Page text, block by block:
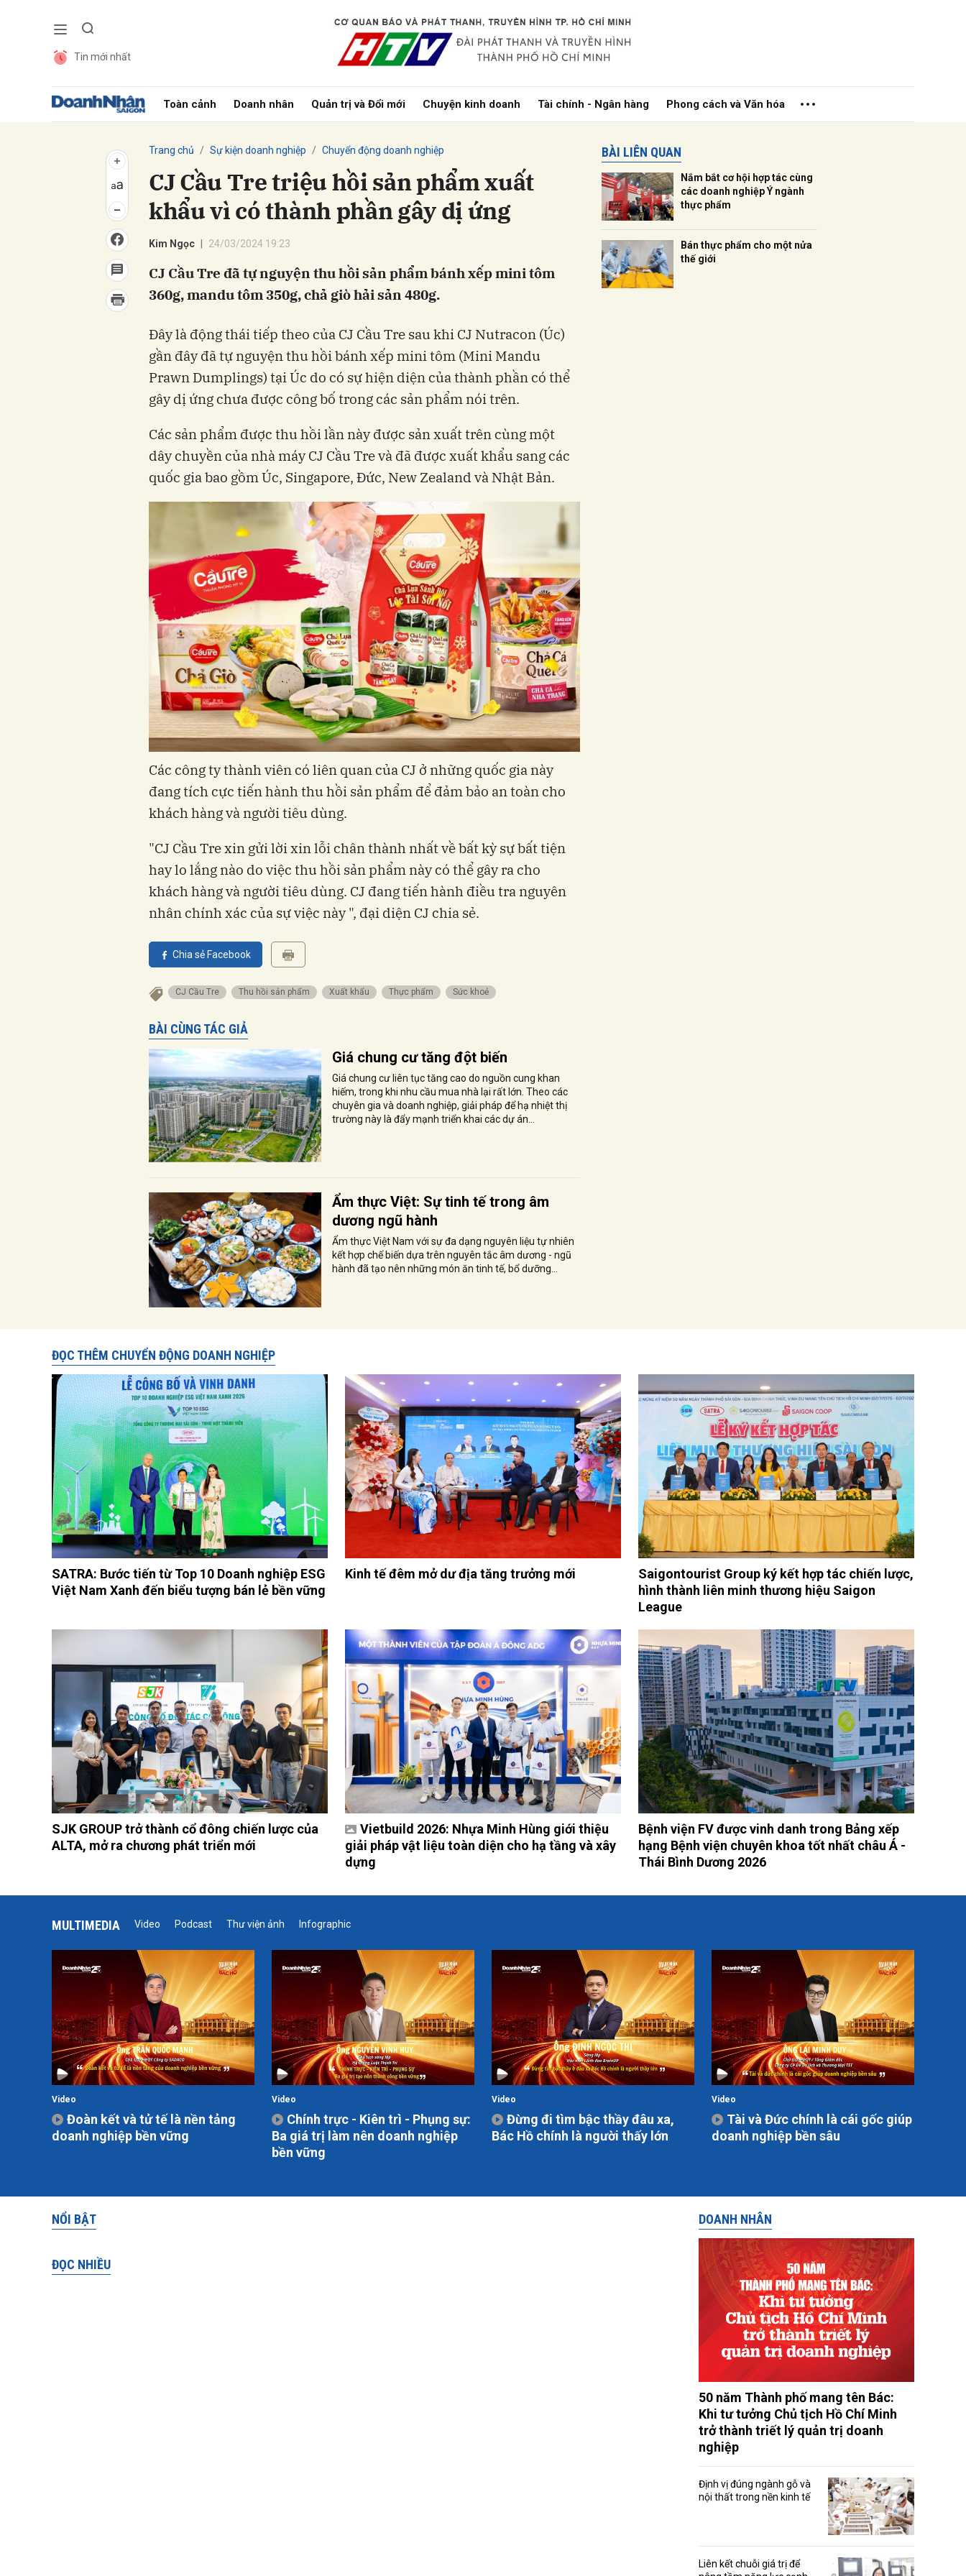
Tin mới nhất
Toàn cảnh Doanh nhân Quản trị và Đổi mới Chuyện kinh doanh Tài chính - Ngân hàng Phong cách và Văn hóa
Trang chủ Sự kiện doanh nghiệp Chuyển động doanh nghiệp
CJ Cầu Tre triệu hồi sản phẩm xuất
khẩu vì có thành phần gây dị ứng
Kim Ngọc 24/03/2024 19:23
CJ Cầu Tre đã tự nguyện thu hồi sản phẩm bánh xếp mini tôm
360g, mandu tôm 350g, chả giò hải sản 480g.
Đây là động thái tiếp theo của CJ Cầu Tre sau khi CJ Nutracon (Úc)
gần đây đã tự nguyện thu hồi bánh xếp mini tôm (Mini Mandu
Prawn Dumplings) tại Úc do có sự hiện diện của thành phần có thể
gây dị ứng chưa được công bố trong các sản phẩm nói trên.
Các sản phẩm được thu hồi lần này được sản xuất trên cùng một
dây chuyền của nhà máy CJ Cầu Tre và đã được xuất khẩu sang các
quốc gia bao gồm Úc, Singapore, Đức, New Zealand và Nhật Bản.
Các công ty thành viên có liên quan của CJ ở những quốc gia này
đang tích cực tiến hành thu hồi sản phẩm để đảm bảo an toàn cho
khách hàng và người tiêu dùng.
"CJ Cầu Tre xin gửi lời xin lỗi chân thành nhất về bất kỳ sự bất tiện
hay lo lắng nào do việc thu hồi sản phẩm này có thể gây ra cho
khách hàng và người tiêu dùng. CJ đang tiến hành điều tra nguyên
nhân chính xác của sự việc này ", đại diện CJ chia sẻ.
Chia sẻ Facebook
CJ Cầu Tre Thu hồi sản phẩm Xuất khẩu Thực phẩm Sức khoẻ
BÀI CÙNG TÁC GIẢ
Giá chung cư tăng đột biến
Giá chung cư liên tục tăng cao do nguồn cung khan
hiếm, trong khi nhu cầu mua nhà lại rất lớn. Theo các
chuyên gia và doanh nghiệp, giải pháp để hạ nhiệt thị
trường này là đẩy mạnh triển khai các dự án...
Ẩm thực Việt: Sự tinh tế trong âm
dương ngũ hành
Ẩm thực Việt Nam với sự đa dạng nguyên liệu tự nhiên
kết hợp chế biến dựa trên nguyên tắc âm dương - ngũ
hành đã tạo nên những món ăn tinh tế, bổ dưỡng…
BÀI LIÊN QUAN
Nắm bắt cơ hội hợp tác cùng
các doanh nghiệp Ý ngành
thực phẩm
Bán thực phẩm cho một nửa
thế giới
ĐỌC THÊM CHUYỂN ĐỘNG DOANH NGHIỆP
SATRA: Bước tiến từ Top 10 Doanh nghiệp ESG
Việt Nam Xanh đến biểu tượng bán lẻ bền vững
Kinh tế đêm mở dư địa tăng trưởng mới
Saigontourist Group ký kết hợp tác chiến lược,
hình thành liên minh thương hiệu Saigon
League
SJK GROUP trở thành cổ đông chiến lược của
ALTA, mở ra chương phát triển mới
Vietbuild 2026: Nhựa Minh Hùng giới thiệu
giải pháp vật liệu toàn diện cho hạ tầng và xây
dựng
Bệnh viện FV được vinh danh trong Bảng xếp
hạng Bệnh viện chuyên khoa tốt nhất châu Á -
Thái Bình Dương 2026
MULTIMEDIA Video Podcast Thư viện ảnh Infographic
Video
Đoàn kết và tử tế là nền tảng
doanh nghiệp bền vững
Video
Chính trực - Kiên trì - Phụng sự:
Ba giá trị làm nên doanh nghiệp
bền vững
Video
Đừng đi tìm bậc thầy đâu xa,
Bác Hồ chính là người thấy lớn
Video
Tài và Đức chính là cái gốc giúp
doanh nghiệp bền sâu
NỔI BẬT
ĐỌC NHIỀU
DOANH NHÂN
50 năm Thành phố mang tên Bác:
Khi tư tưởng Chủ tịch Hồ Chí Minh
trở thành triết lý quản trị doanh
nghiệp
Định vị đúng ngành gỗ và
nội thất trong nền kinh tế
Liên kết chuỗi giá trị để
Gửi